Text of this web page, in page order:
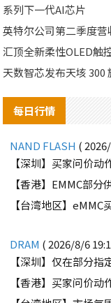
系列下一代AI芯片
英特尔公司第二季度营
汇顶全新柔性OLED触
天数智芯发布天垓 300
每日行情
NAND FLASH (
【深圳】买家问价
【香港】EMMC部
【台湾地区】
DRAM ( 2026/8/6